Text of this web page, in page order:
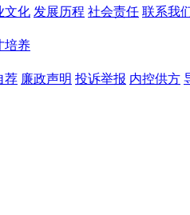
文化 发展历程 社会责任 联系我
培养
荐 廉政声明 投诉举报 内控供方